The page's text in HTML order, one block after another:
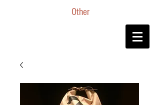
Other